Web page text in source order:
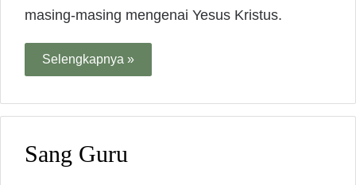
masing-masing mengenai Yesus Kristus.
Selengkapnya »
Sang Guru